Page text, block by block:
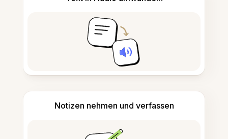
Notizen nehmen und verfassen